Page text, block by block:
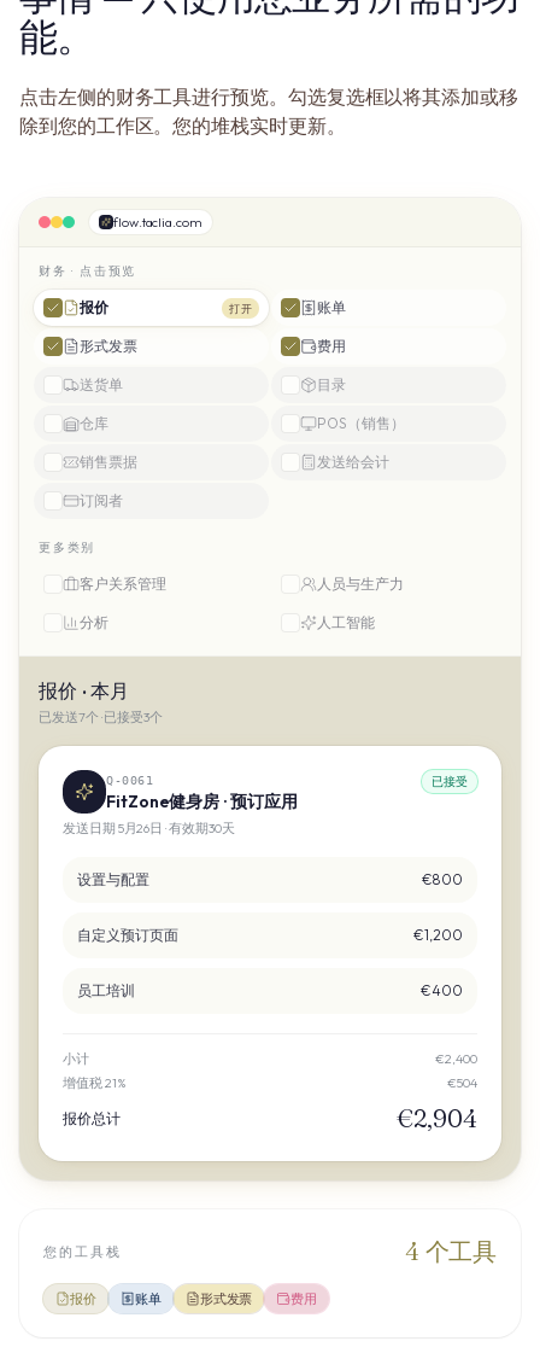
能。
点击左侧的财务工具进行预览。勾选复选框以将其添加或移
除到您的工作区。您的堆栈实时更新。
flow.taclia.com
财务 · 点击预览
报价 打开 账单
形式发票 费用
送货单 目录
仓库 POS（销售）
销售票据 发送给会计
订阅者
更多类别
客户关系管理 人员与生产力
分析 人工智能
报价 · 本月
已发送7个 · 已接受3个
Q-0061
FitZone健身房 · 预订应用
已接受
发送日期 5月26日 · 有效期30天
设置与配置 €800
自定义预订页面 €1,200
员工培训 €400
小计
€2,400
增值税 21%
€504
报价总计 €2,904
您的工具栈 4 个工具
报价 账单 形式发票 费用